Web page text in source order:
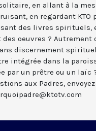
en allant à la
en regardant KTO
des livres spirituels,
oeuvres ? Autrement
discernement
intégrée dans la
par un prêtre ou un laïc
aux Padres,